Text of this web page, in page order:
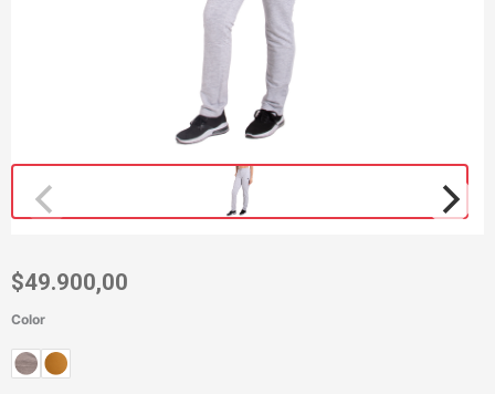
$49.900,00
Color
Recto
Trap